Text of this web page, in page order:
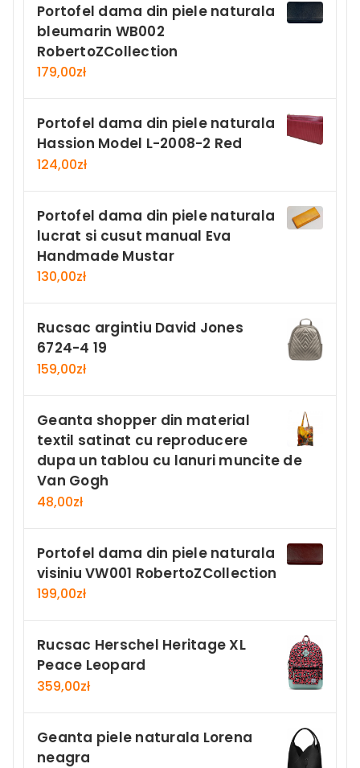
Portofel dama din piele naturala
bleumarin WB002
RobertoZCollection
179,00zł
Portofel dama din piele naturala
Hassion Model L-2008-2 Red
124,00zł
Portofel dama din piele naturala
lucrat si cusut manual Eva
Handmade Mustar
130,00zł
Rucsac argintiu David Jones
6724-4 19
159,00zł
Geanta shopper din material
textil satinat cu reproducere
dupa un tablou cu lanuri muncite de
Van Gogh
48,00zł
Portofel dama din piele naturala
visiniu VW001 RobertoZCollection
199,00zł
Rucsac Herschel Heritage XL
Peace Leopard
359,00zł
Geanta piele naturala Lorena
neagra